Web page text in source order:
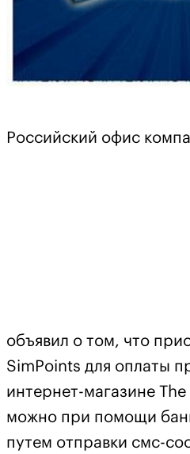
Российский офис
объявил о том, что
SimPoints для оплаты
интернет-магазине
можно при помощи
путем отправки смс-